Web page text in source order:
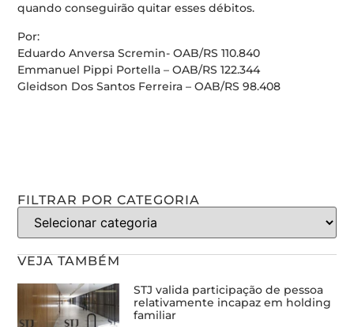
quando conseguirão quitar esses débitos.
Por:
Eduardo Anversa Scremin- OAB/RS 110.840
Emmanuel Pippi Portella – OAB/RS 122.344
Gleidson Dos Santos Ferreira – OAB/RS 98.408
FILTRAR POR CATEGORIA
VEJA TAMBÉM
STJ valida participação de pessoa
relativamente incapaz em holding
familiar